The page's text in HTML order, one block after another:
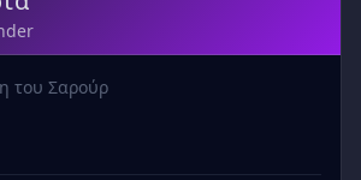
του Σαρούρ